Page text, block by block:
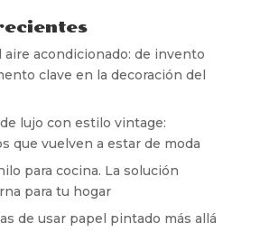
aire acondicionado: de invento
clave en la decoración del
lujo con estilo vintage:
que vuelven a estar de moda
para cocina. La solución
para tu hogar
de usar papel pintado más allá